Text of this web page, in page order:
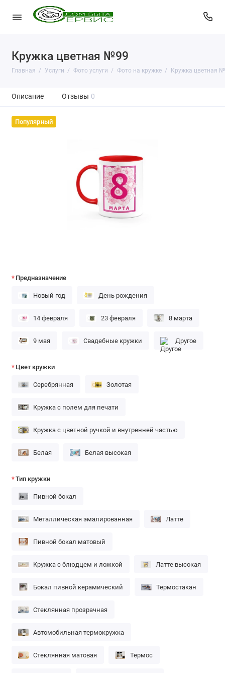
Кружка цветная №99
Главная Услуги Фото услуги Фото на кружке Кружка цветная
Описание Отзывы 0
Популярный
Предназначение
Новый год День рождения
14 февраля 23 февраля 8 марта
9 мая Свадебные кружки Другое
Цвет кружки
Серебрянная Золотая
Кружка с полем для печати
Кружка с цветной ручкой и внутренней частью
Белая Белая высокая
Тип кружки
Пивной бокал
Металлическая эмалированная Латте
Пивной бокал матовый
Кружка с блюдцем и ложкой Латте высокая
Бокал пивной керамический Термостакан
Стеклянная прозрачная
Автомобильная термокружка
Стеклянная матовая Термос